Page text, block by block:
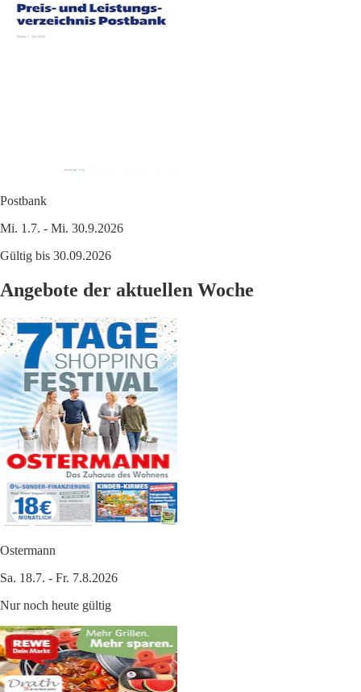
Postbank
Mi. 1.7. - Mi. 30.9.2026
Gültig bis 30.09.2026
Angebote der aktuellen Woche
Ostermann
Sa. 18.7. - Fr. 7.8.2026
Nur noch heute gültig